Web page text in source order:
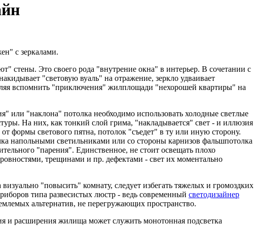
с зеркалами.
стены. Это своего рода "внутрение окна" в интерьер. В сочетании с
"световую вуаль" на отражение, зеркло удваивает
вспомнить "приключения" жилплощади "нехорошей квартиры" на
или "наклона" потолка необходимо использовать холодные светлые
На них, как тонкий слой грима, "накладывается" свет - и иллюзия
формы светового пятна, потолок "съедет" в ту или иную сторону.
напольными светильниками или со стороны карнизов фальшпотолка
"парения". Единственное, не стоит освещать плохо
трещинами и пр. дефектами - свет их моментально
"повысить" комнату, следует избегать тяжелых и громоздких
типа развесистых люстр - ведь современный светодизайнер
альтернатив, не перегружающих пространство.
и расширения жилища может служить монотонная подсветка